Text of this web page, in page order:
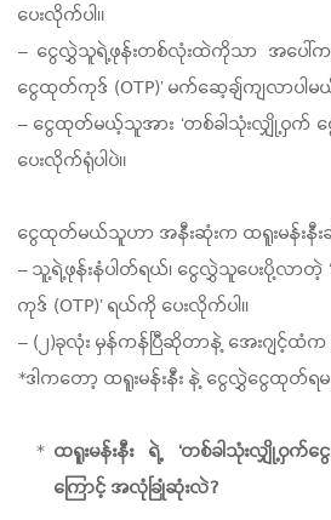
ပေးလိုက်ပါ။
– ငွေလွှဲသူရဲ့ဖုန်းတစ်လုံးထဲကိုသာ အပေါ်က
ငွေထုတ်ကုဒ် (OTP)’ မက်ဆေ့ချ်ကျလာပါမ
– ငွေထုတ်မယ့်သူအား ‘တစ်ခါသုံးလျှို့ဝှက်
ပေးလိုက်ရုံပါပဲ။
ငွေထုတ်မယ်သူဟာ အနီးဆုံးက ထရူးမန်းနီးဆို
– သူ့ရဲ့ဖုန်းနံပါတ်ရယ်၊ ငွေလွှဲသူပေးပို့လာ
ကုဒ် (OTP)’ ရယ်ကို ပေးလိုက်ပါ။
– (၂)ခုလုံး မှန်ကန်ပြီဆိုတာနဲ့ အေးဂျင့်
*ဒါကတော့ ထရူးမန်းနီး နဲ့ ငွေလွှဲငွေထုတ်ရ
ထရူးမန်းနီး ရဲ့ ‘တစ်ခါသုံးလျှို့ဝှက်
ကြောင့် အလုံခြုံဆုံးလဲ?